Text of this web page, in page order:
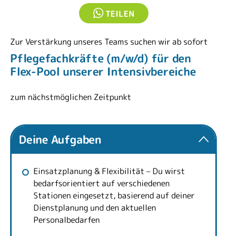
TEILEN
Zur Verstärkung unseres Teams suchen wir ab sofort
Pflegefachkräfte (m/w/d) für den
Flex-Pool unserer Intensivbereiche
zum nächstmöglichen Zeitpunkt
Deine Aufgaben
Einsatzplanung & Flexibilität – Du wirst
bedarfsorientiert auf verschiedenen
Stationen eingesetzt, basierend auf deiner
Dienstplanung und den aktuellen
Personalbedarfen